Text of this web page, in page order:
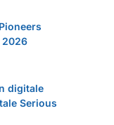
2026
digitale
Serious